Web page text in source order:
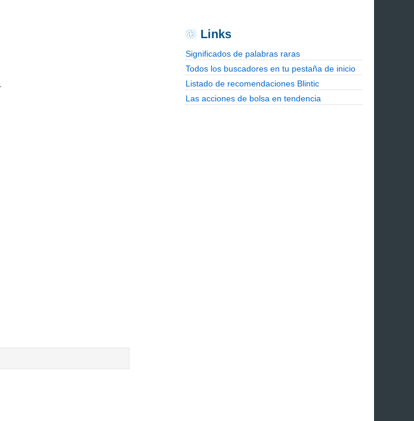
Links
Significados de palabras raras
Todos los buscadores en tu pestaña de inicio
Listado de recomendaciones Blintic
Las acciones de bolsa en tendencia